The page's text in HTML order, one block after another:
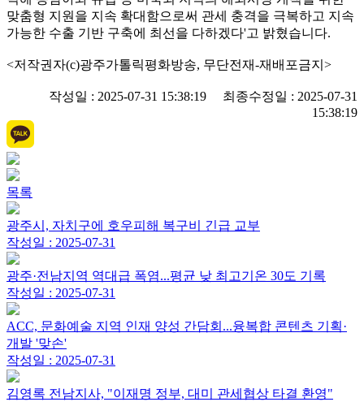
맞춤형 지원을 지속 확대함으로써 관세 충격을 극복하고 지속
가능한 수출 기반 구축에 최선을 다하겠다'고 밝혔습니다.
<저작권자(c)광주가톨릭평화방송, 무단전재-재배포금지>
작성일 : 2025-07-31 15:38:19 최종수정일 : 2025-07-31
15:38:19
목록
광주시, 자치구에 호우피해 복구비 긴급 교부
작성일 : 2025-07-31
광주·전남지역 역대급 폭염...평균 낮 최고기온 30도 기록
작성일 : 2025-07-31
ACC, 문화예술 지역 인재 양성 간담회...융복합 콘텐츠 기획·
개발 '맞손'
작성일 : 2025-07-31
김영록 전남지사, "이재명 정부, 대미 관세협상 타결 환영"